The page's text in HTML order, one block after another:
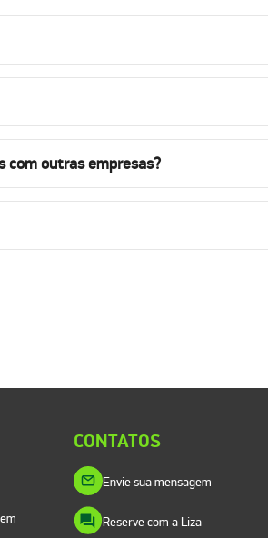
com outras empresas?
CONTATOS
Envie sua mensagem
Reserve com a Liza